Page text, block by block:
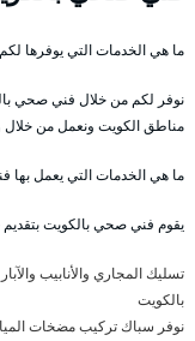
ما هي الخدمات التي يوفرها
نوفر لكم من خلال فني صحي
مناطق الكويت ونعمل من خلال
ما هي الخدمات التي يعمل بها
يقوم فني صحي بالكويت
تسليك المجاري والأنابيب
بالكويت
نوفر سباك تركيب مضخات